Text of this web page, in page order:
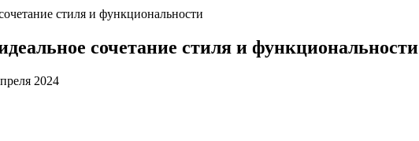
сочетание стиля и функциональности
2024